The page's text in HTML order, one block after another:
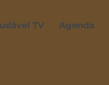
TV Agenda